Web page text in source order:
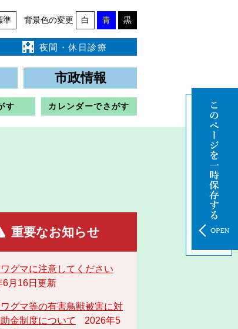
準 背景色の変更 白 青 黒
夜間・休日診療
市政情報
す カレンダーでさがす
重要なお知らせ
グマに注意してください
6月16日更新
グマ等の有害鳥獣被害に対
金制度について
2026年5